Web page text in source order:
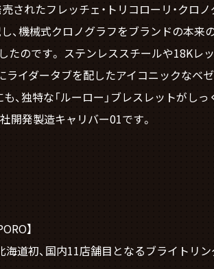
れたフレッチェ・トリコローリ・クロ
機械式クロノグラフをブランドの本来
のです。 ステンレススチールや18Kレ
イダータブを配したアイコニックなベゼ
、独特な「ルーロー」ブレスレットがし
開発製造キャリバー01です。
】
道初、国内11店舗目となるブライトリ